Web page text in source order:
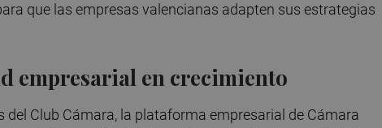
que las empresas valencianas adapten sus estrategias
empresarial en crecimiento
Club Cámara, la plataforma empresarial de Cámara